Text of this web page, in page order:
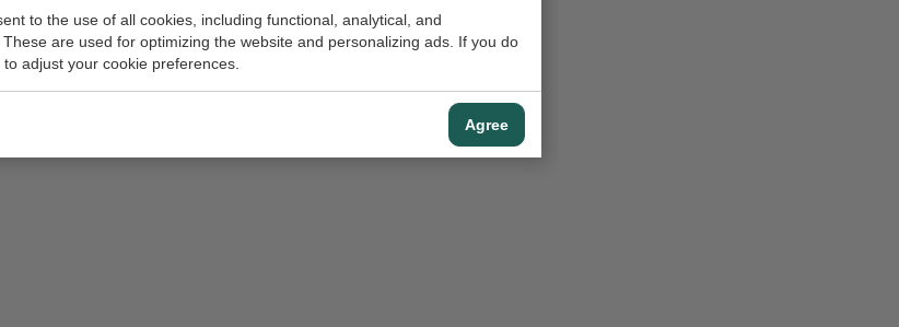
to the use of all cookies, including functional, analytical, and
are used for optimizing the website and personalizing ads. If you do
adjust your cookie preferences.
Agree